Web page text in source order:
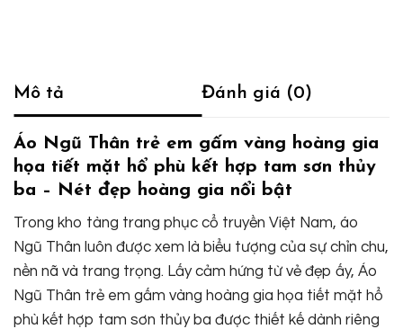
Mô tả Đánh giá (0)
Áo Ngũ Thân trẻ em gấm vàng hoàng gia
họa tiết mặt hổ phù kết hợp tam sơn thủy
ba – Nét đẹp hoàng gia nổi bật
Trong kho tàng trang phục cổ truyền Việt Nam, áo
Ngũ Thân luôn được xem là biểu tượng của sự chỉn chu,
nền nã và trang trọng. Lấy cảm hứng từ vẻ đẹp ấy, Áo
Ngũ Thân trẻ em gấm vàng hoàng gia họa tiết mặt hổ
phù kết hợp tam sơn thủy ba được thiết kế dành riêng